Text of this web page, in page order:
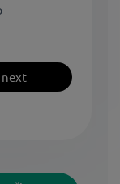
next